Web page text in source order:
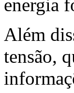
energia
Além
tensão,